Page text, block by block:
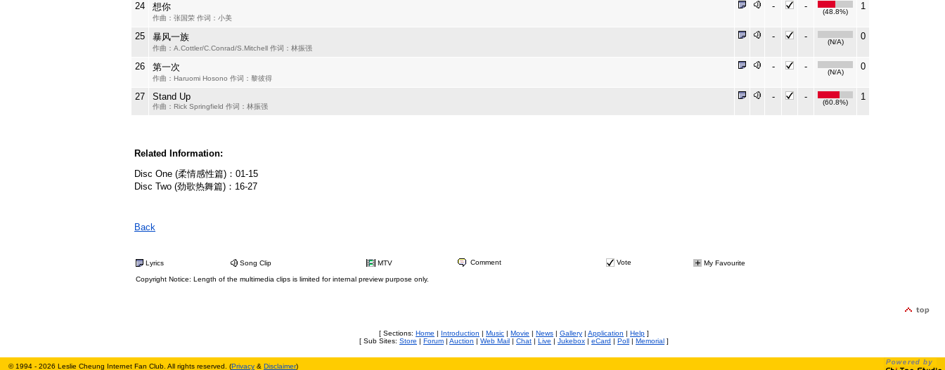
24 想你
作曲：张国荣 作词：小美
- -
(48.8%)
1
25 暴风一族
作曲：A.Cottler/C.Conrad/S.Mitchell 作词：林振强
- -
(N/A)
0
26 第一次
作曲：Haruomi Hosono 作词：黎彼得
- -
(N/A)
0
27 Stand Up
作曲：Rick Springfield 作词：林振强
- -
(60.8%)
1
Related Information:
Disc One (柔情感性篇)：01-15
Disc Two (劲歌热舞篇)：16-27
Back
Lyrics Song Clip MTV Comment Vote My Favourite
Copyright Notice: Length of the multimedia clips is limited for internal preview purpose only.
[ Sections: Home | Introduction | Music | Movie | News | Gallery | Application | Help ]
[ Sub Sites: Store | Forum | Auction | Web Mail | Chat | Live | Jukebox | eCard | Poll | Memorial ]
© 1994 - 2026 Leslie Cheung Internet Fan Club. All rights reserved. (Privacy & Disclaimer)